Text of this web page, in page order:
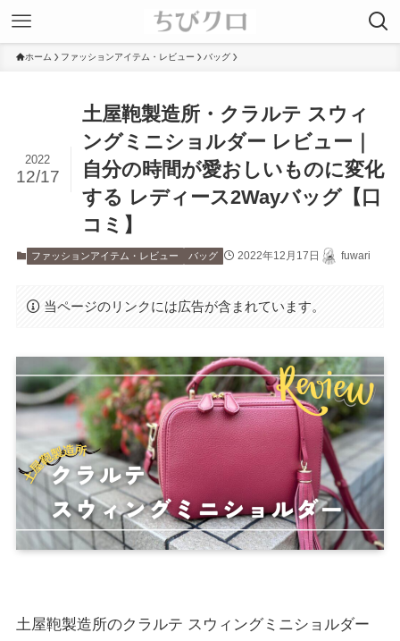
ホーム ファッションアイテム・レビュー バッグ
土屋鞄製造所・クラルテ スウィ
ングミニショルダー レビュー｜
自分の時間が愛おしいものに変化
する レディース2Wayバッグ【口
コミ】
2022
12/17
ファッションアイテム・レビュー バッグ 2022年12月17日 fuwari
当ページのリンクには広告が含まれています。
土屋鞄製造所のクラルテ スウィングミニショルダー